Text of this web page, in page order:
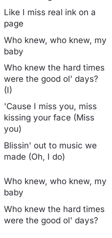
Like I miss real ink on a
page
Who knew, who knew, my
baby
Who knew the hard times
were the good ol' days?
(I)
'Cause I miss you, miss
kissing your face (Miss
you)
Blissin' out to music we
made (Oh, I do)
Who knew, who knew, my
baby
Who knew the hard times
were the good ol' days?